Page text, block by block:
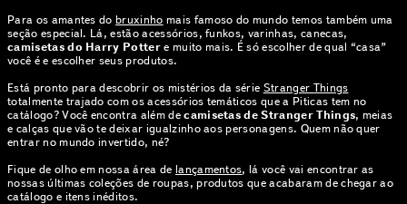
Para os amantes dobruxinho mais famoso do mundo temos também uma
seção especial. Lá, estão acessórios, funkos, varinhas, canecas,
camisetas do Harry Potter e muito mais. É só escolher de qual “casa”
você é e escolher seus produtos.
Está pronto para descobrir os mistérios da série Stranger Things
totalmente trajado com os acessórios temáticos que a Piticas tem no
catálogo? Você encontra além decamisetas de Stranger Things, meias
e calças que vão te deixar igualzinho aos personagens. Quem não quer
entrar no mundo invertido, né?
Fique de olho em nossa área de lançamentos, lá você vai encontrar as
nossas últimas coleções de roupas, produtos que acabaram de chegar ao
catálogo e itens inéditos.